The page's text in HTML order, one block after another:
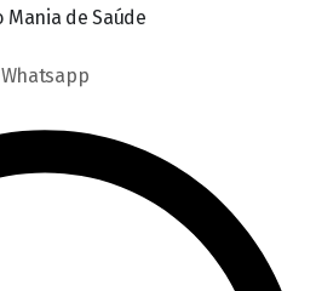
Whatsapp